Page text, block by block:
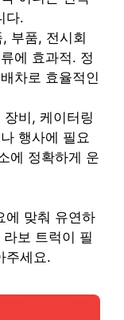
다.
부품, 전시회
에 효과적. 정
차로 효율적인
장비, 케이터링
행사에 필요
에 정확하게 운
에 맞춰 유연하
보 트럭이 필
주세요.